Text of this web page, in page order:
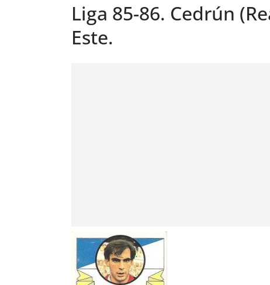
Liga 85-86. Cedrún
Este.